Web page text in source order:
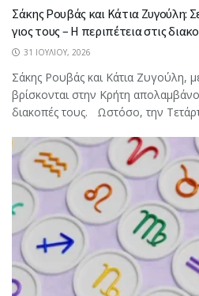
Σάκης Ρουβάς και Κάτια Ζυγούλη:
γιος τους – Η περιπέτεια στις
31 ΙΟΥΛΊΟΥ, 2026
Σάκης Ρουβάς και Κάτια Ζυγούλη,
βρίσκονται στην Κρήτη
διακοπές τους. Ωστόσο, την